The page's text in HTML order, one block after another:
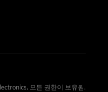
모든 권한이 보유됨.